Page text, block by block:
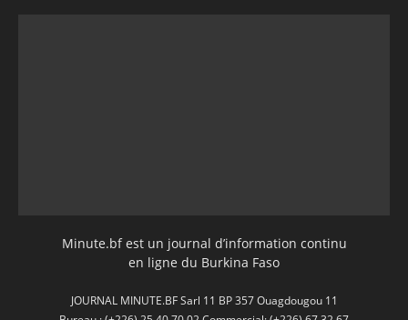
Minute.bf est un journal d’information continu
en ligne du Burkina Faso
JOURNAL MINUTE.BF Sarl 11 BP 357 Ouagdougou 11